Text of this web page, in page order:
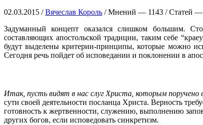
02.03.2015 /Вячеслав Король / Мнений — 1143 / Статей —
Задуманный концепт оказался слишком большим.
составляющих апостольской традиции, таким себе
будут выделены критерии-принципы, которые можно
Сегодня речь пойдет об исповедании и поклонении в
Итак, пусть видят в нас слуг Христа, которым
сути своей деятельности посланца Христа. Верность
готовность к жертвенности, служению, выполнению
других богов, если исповедовать синкретизм.